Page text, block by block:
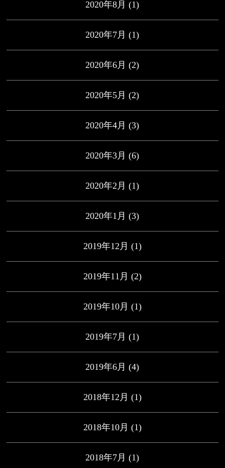
2020年8月 (1)
2020年7月 (1)
2020年6月 (2)
2020年5月 (2)
2020年4月 (3)
2020年3月 (6)
2020年2月 (1)
2020年1月 (3)
2019年12月 (1)
2019年11月 (2)
2019年10月 (1)
2019年7月 (1)
2019年6月 (4)
2018年12月 (1)
2018年10月 (1)
2018年7月 (1)